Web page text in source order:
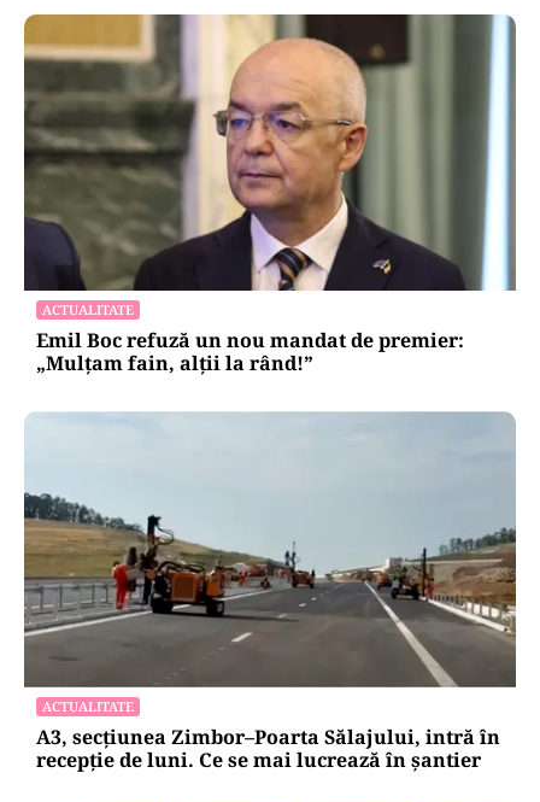
ACTUALITATE
Emil Boc refuză un nou mandat de premier:
„Mulțam fain, alții la rând!”
ACTUALITATE
A3, secțiunea Zimbor–Poarta Sălajului, intră în
recepție de luni. Ce se mai lucrează în șantier